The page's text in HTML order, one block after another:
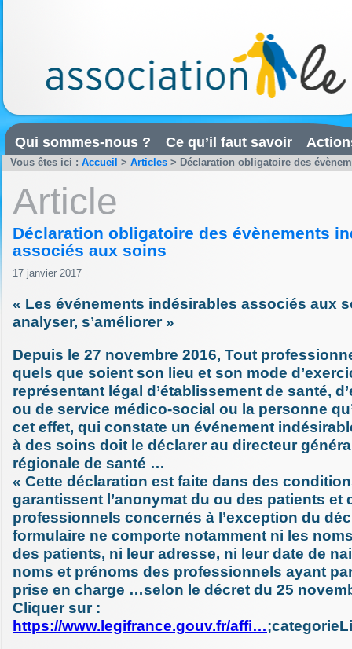
Qui sommes-nous ? Ce qu’il faut savoir
Vous êtes ici : Accueil > Articles > Déclaration obligatoire des
Article
Déclaration obligatoire des évènements
associés aux soins
17 janvier 2017
« Les événements indésirables associés aux
analyser, s’améliorer »
Depuis le 27 novembre 2016, Tout
quels que soient son lieu et son mode
représentant légal d’établissement de santé,
ou de service médico-social ou la personne
cet effet, qui constate un événement
à des soins doit le déclarer au directeur
régionale de santé …
« Cette déclaration est faite dans des
garantissent l’anonymat du ou des patients et
professionnels concernés à l’exception du
formulaire ne comporte notamment ni les
des patients, ni leur adresse, ni leur date de
noms et prénoms des professionnels ayant
prise en charge …selon le décret du 25
Cliquer sur :
https://www.legifrance.gouv.fr/affi…